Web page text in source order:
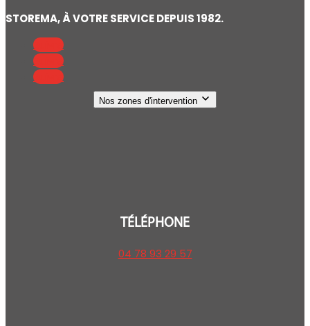
STOREMA, À VOTRE SERVICE DEPUIS 1982.
Suivre
Suivre
Suivre
Nos zones d'intervention
TÉLÉPHONE
04 78 93 29 57